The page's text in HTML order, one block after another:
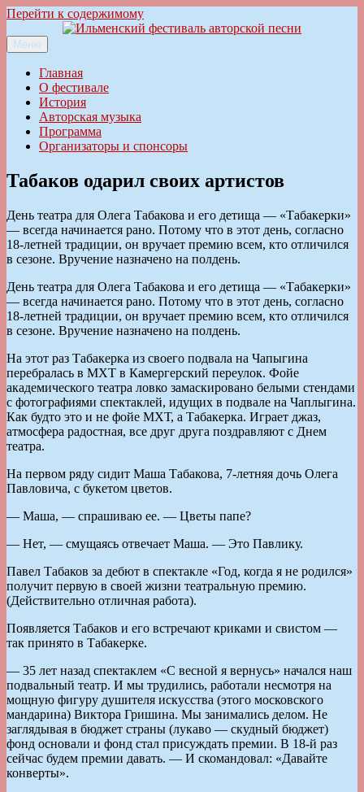
Перейти к содержимому
Ильменский фестиваль авторской песни
Меню
Главная
О фестивале
История
Авторская музыка
Программа
Организаторы и спонсоры
Табаков одарил своих артистов
День театра для Олега Табакова и его детища — «Табакерки»
— всегда начинается рано. Потому что в этот день, согласно
18-летней традиции, он вручает премию всем, кто отличился
в сезоне. Вручение назначено на полдень.
День театра для Олега Табакова и его детища — «Табакерки»
— всегда начинается рано. Потому что в этот день, согласно
18-летней традиции, он вручает премию всем, кто отличился
в сезоне. Вручение назначено на полдень.
На этот раз Табакерка из своего подвала на Чапыгина
перебралась в МХТ в Камергерский переулок. Фойе
академического театра ловко замаскировано белыми стендами
с фотографиями спектаклей, идущих в подвале на Чаплыгина.
Как будто это и не фойе МХТ, а Табакерка. Играет джаз,
атмосфера радостная, все друг друга поздравляют с Днем
театра.
На первом ряду сидит Маша Табакова, 7-летняя дочь Олега
Павловича, с букетом цветов.
— Маша, — спрашиваю ее. — Цветы папе?
— Нет, — смущаясь отвечает Маша. — Это Павлику.
Павел Табаков за дебют в спектакле «Год, когда я не родился»
получит первую в своей жизни театральную премию.
(Действительно отличная работа).
Появляется Табаков и его встречают криками и свистом —
так принято в Табакерке.
— 35 лет назад спектаклем «С весной я вернусь» начался наш
подвальный театр. И мы трудились, работали несмотря на
мощную фигуру душителя искусства (этого московского
мандарина) Виктора Гришина. Мы занимались делом. Не
заглядывая в бюджет страны (лукаво — скудный бюджет)
фонд основали и фонд стал присуждать премии. В 18-й раз
сейчас будем премии давать. — И скомандовал: «Давайте
конверты».